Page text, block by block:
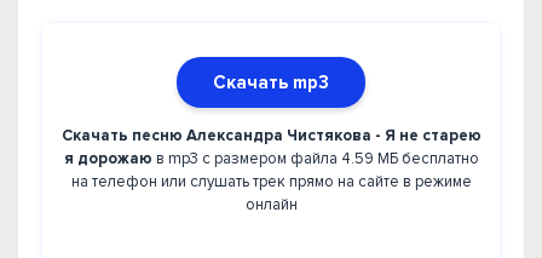
Скачать mp3
Скачать песню Александра Чистякова - Я не старею
я дорожаю в mp3 с размером файла 4.59 МБ бесплатно
на телефон или слушать трек прямо на сайте в режиме
онлайн